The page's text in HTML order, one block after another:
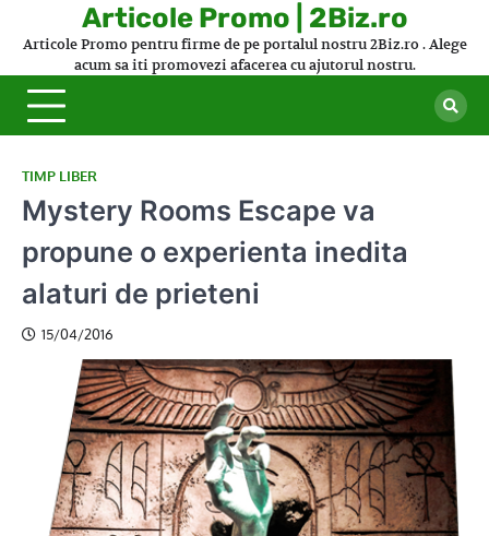
Articole Promo | 2Biz.ro
Articole Promo pentru firme de pe portalul nostru 2Biz.ro . Alege
acum sa iti promovezi afacerea cu ajutorul nostru.
TIMP LIBER
Mystery Rooms Escape va
propune o experienta inedita
alaturi de prieteni
15/04/2016